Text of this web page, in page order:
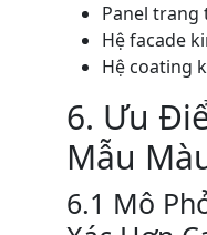
Panel trang
Hệ facade
Hệ coating
6. Ưu
Mẫu
6.1 Mô